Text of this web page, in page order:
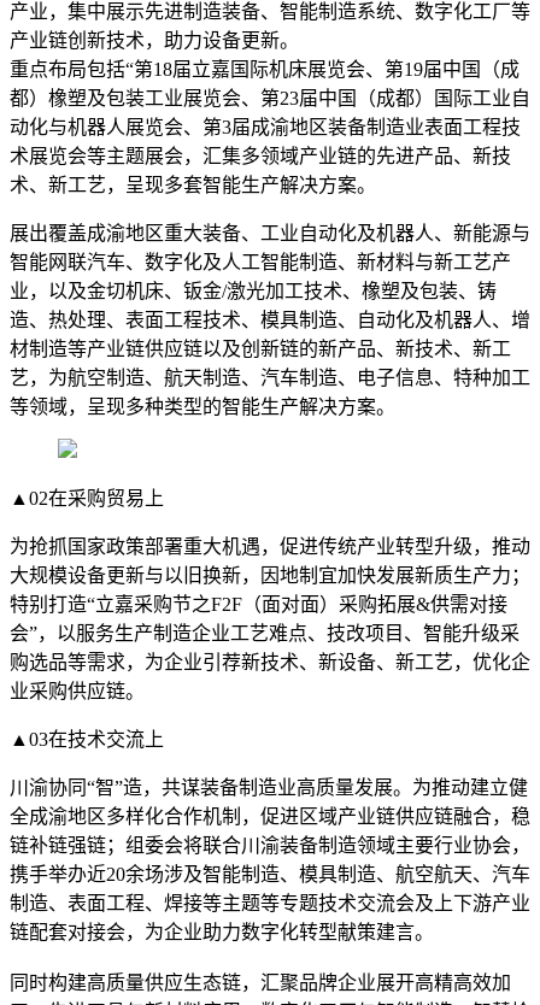
产业，集中展示先进制造装备、智能制造系统、数字化工厂等
产业链创新技术，助力设备更新。
重点布局包括“第18届立嘉国际机床展览会、第19届中国（成
都）橡塑及包装工业展览会、第23届中国（成都）国际工业自
动化与机器人展览会、第3届成渝地区装备制造业表面工程技
术展览会等主题展会，汇集多领域产业链的先进产品、新技
术、新工艺，呈现多套智能生产解决方案。
展出覆盖成渝地区重大装备、工业自动化及机器人、新能源与
智能网联汽车、数字化及人工智能制造、新材料与新工艺产
业，以及金切机床、钣金/激光加工技术、橡塑及包装、铸
造、热处理、表面工程技术、模具制造、自动化及机器人、增
材制造等产业链供应链以及创新链的新产品、新技术、新工
艺，为航空制造、航天制造、汽车制造、电子信息、特种加工
等领域，呈现多种类型的智能生产解决方案。
▲02在采购贸易上
为抢抓国家政策部署重大机遇，促进传统产业转型升级，推动
大规模设备更新与以旧换新，因地制宜加快发展新质生产力；
特别打造“立嘉采购节之F2F（面对面）采购拓展&供需对接
会”，以服务生产制造企业工艺难点、技改项目、智能升级采
购选品等需求，为企业引荐新技术、新设备、新工艺，优化企
业采购供应链。
▲03在技术交流上
川渝协同“智”造，共谋装备制造业高质量发展。为推动建立健
全成渝地区多样化合作机制，促进区域产业链供应链融合，稳
链补链强链；组委会将联合川渝装备制造领域主要行业协会，
携手举办近20余场涉及智能制造、模具制造、航空航天、汽车
制造、表面工程、焊接等主题等专题技术交流会及上下游产业
链配套对接会，为企业助力数字化转型献策建言。
同时构建高质量供应生态链，汇聚品牌企业展开高精高效加